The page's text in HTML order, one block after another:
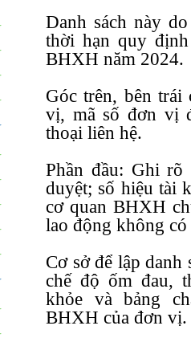
Danh sách này
thời hạn quy
BHXH năm 2024.
Góc trên, bên trái
vị, mã số đơn vị
thoại liên hệ.
Phần đầu: Ghi
duyệt; số hiệu tài
cơ quan BHXH
lao động không
Cơ sở để lập danh
chế độ ốm đau,
khỏe và bảng
BHXH của đơn vị.